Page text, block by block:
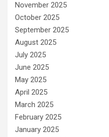
November 2025
October 2025
September 2025
August 2025
July 2025
June 2025
May 2025
April 2025
March 2025
February 2025
January 2025